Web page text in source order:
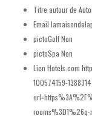
Titre autour de
Email
pictoGolfNon
pictoSpa Non
Lien Hotels.com
100574159-